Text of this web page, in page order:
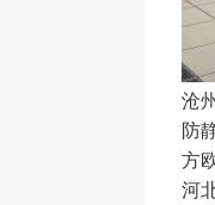
沧
防
方
河